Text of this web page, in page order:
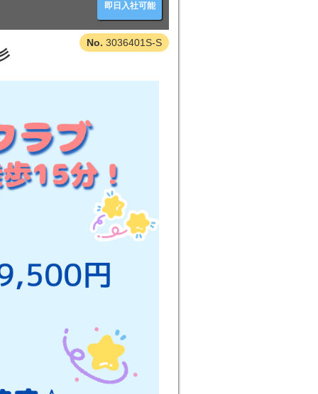
即日入社可能
3036401S-S